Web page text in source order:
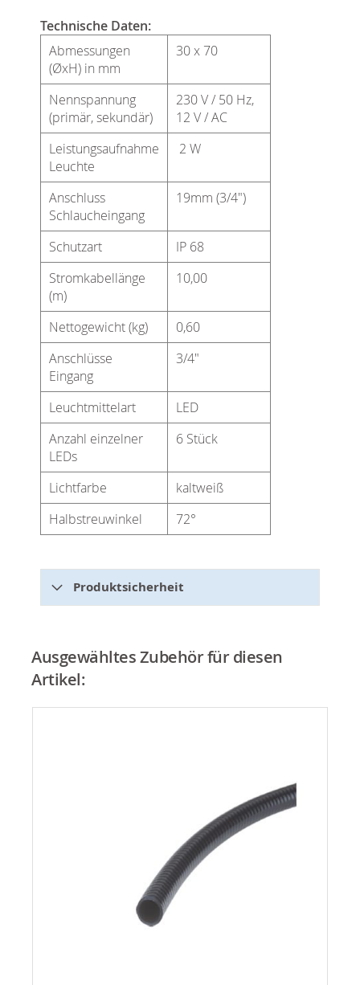
Technische Daten:
Abmessungen
(ØxH) in mm
30 x 70
Nennspannung
(primär, sekundär)
230 V / 50 Hz,
12 V / AC
Leistungsaufnahme
Leuchte
2 W
Anschluss
Schlaucheingang
19mm (3/4")
Schutzart
IP 68
Stromkabellänge
(m)
10,00
Nettogewicht (kg)
0,60
Anschlüsse
Eingang
3/4"
Leuchtmittelart
LED
Anzahl einzelner
LEDs
6 Stück
Lichtfarbe
kaltweiß
Halbstreuwinkel
72°
Produktsicherheit
Ausgewähltes Zubehör für diesen
Artikel: